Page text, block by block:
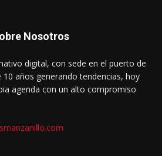
Nosotros
digital, con sede en el puerto de
años generando tendencias, hoy
agenda con un alto compromiso